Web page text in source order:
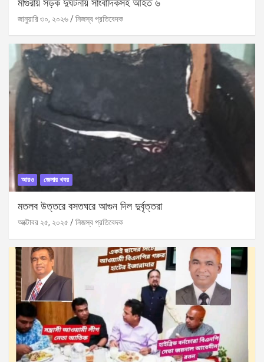
মাগুরায় সড়ক দুর্ঘটনায় সাংবাদিকসহ আহত ৬
জানুয়ারি ৩০, ২০২৬ নিজস্ব প্রতিবেদক
আরও জেলার খবর
মতলব উত্তরে বসতঘরে আগুন দিল দুর্বৃত্তরা
অক্টোবর ২৫, ২০২৫ নিজস্ব প্রতিবেদক